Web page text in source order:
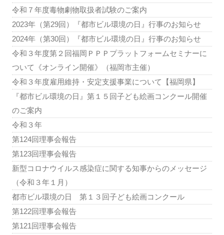
令和７年度毒物劇物取扱者試験のご案内
2023年（第29回）『都市ビル環境の日』行事のお知らせ
2024年（第30回）『都市ビル環境の日』行事のお知らせ
令和３年度第２回福岡ＰＰＰプラットフォームセミナーに
ついて《オンライン開催》（福岡市主催）
令和３年度雇用維持・安定支援事業について【福岡県】
『都市ビル環境の日』第１５回子ども絵画コンクール開催
のご案内
令和３年
第124回理事会報告
第123回理事会報告
新型コロナウイルス感染症に関する知事からのメッセージ
（令和３年１月）
都市ビル環境の日 第１３回子ども絵画コンクール
第122回理事会報告
第121回理事会報告